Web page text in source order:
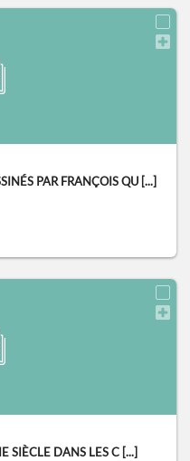
PAR FRANÇOIS QU [...]
SIÈCLE DANS LES C [...]